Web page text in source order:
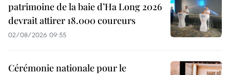
patrimoine de la baie d’Ha Long 2026
devrait attirer 18.000 coureurs
02/08/2026 09:55
Cérémonie nationale pour le